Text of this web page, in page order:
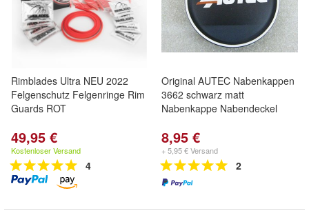
Rimblades Ultra NEU 2022
Felgenschutz Felgenringe Rim
Guards ROT
49,95 €
Kostenloser Versand
4
Original AUTEC Nabenkappen
3662 schwarz matt
Nabenkappe Nabendeckel
8,95 €
+ 5,95 € Versand
2